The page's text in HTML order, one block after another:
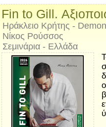
Fin to Gill.
Ηράκλειο Κρήτης -
Νίκος Ρούσσος
Σεμινάρια - Ελλάδα